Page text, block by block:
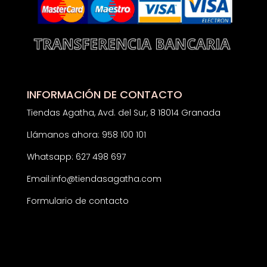
INFORMACIÓN DE CONTACTO
Tiendas Agatha, Avd. del Sur, 8 18014 Granada
Llámanos ahora: 958 100 101
Whatsapp: 627 498 697
Email:info@tiendasagatha.com
Formulario de contacto